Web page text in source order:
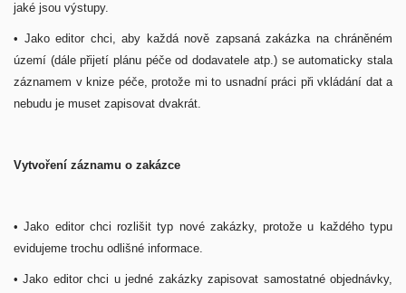
jaké jsou výstupy.
• Jako editor chci, aby každá nově zapsaná zakázka na chráněném
území (dále přijetí plánu péče od dodavatele atp.) se automaticky stala
záznamem v knize péče, protože mi to usnadní práci při vkládání dat a
nebudu je muset zapisovat dvakrát.
Vytvoření záznamu o zakázce
• Jako editor chci rozlišit typ nové zakázky, protože u každého typu
evidujeme trochu odlišné informace.
• Jako editor chci u jedné zakázky zapisovat samostatné objednávky,